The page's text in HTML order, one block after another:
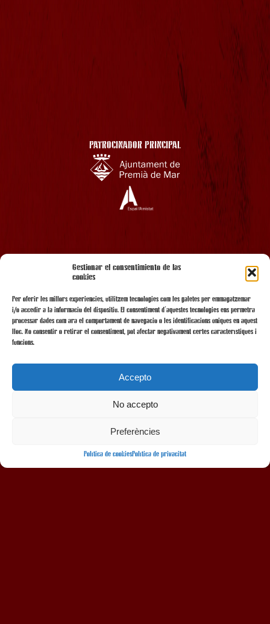
Gestionar el consentimiento de las
cookies
Per oferir les millors experiències, utilitzem tecnologies com les galetes per emmagatzemar
i/o accedir a la informació del dispositiu. El consentiment d'aquestes tecnologies ens permetrà
processar dades com ara el comportament de navegació o les identificacions úniques en aquest
lloc. No consentir o retirar el consentiment, pot afectar negativament certes característiques i
funcions.
Accepto
No accepto
Preferències
Política de cookiesPolítica de privacitat
PATROCINADOR PRINCIPAL
AMB EL SUPORT
AMB LA COL·LABORACIÓ